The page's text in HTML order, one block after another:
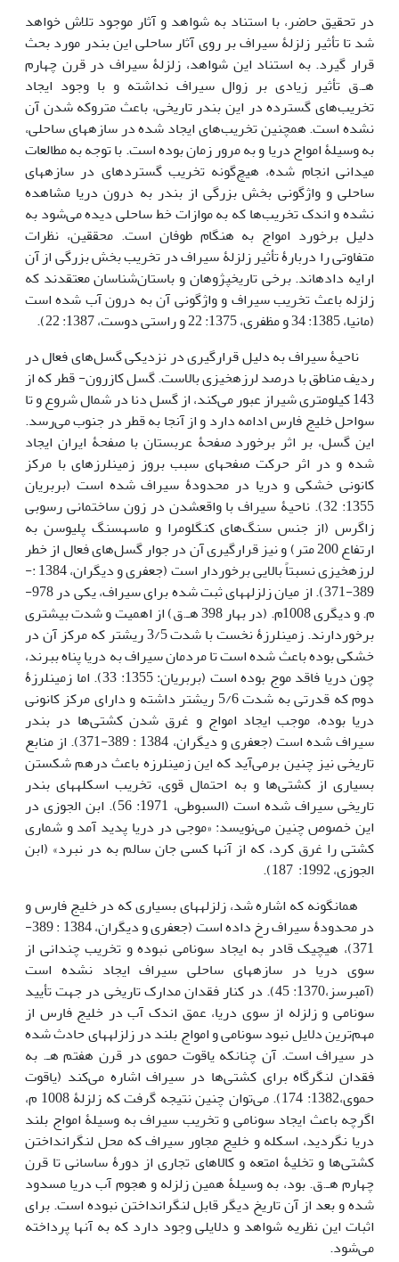
در تحقیق حاضر، با استناد به شواهد و آثار موجود تلاش خواهد
شد تا تأثیر زلزلۀ سیراف بر روی آثار ساحلی این بندر مورد بحث
قرار گیرد. به استناد این شواهد، زلزلۀ سیراف در قرن چهارم
هـ.ق تأثیر زیادی بر زوال سیراف نداشته و با وجود ایجاد
تخریب‌های گسترده در این بندر تاریخی، باعث متروکه شدن آن
نشده است. همچنین تخریب‌های ایجاد شده در سازه­های ساحلی،
به وسیلۀ امواج دریا و به مرور زمان بوده است. با توجه به مطالعات
میدانی انجام شده، هیچ‌گونه تخریب گسترده­ای در سازه­های
ساحلی و واژگونی بخش بزرگی از بندر به درون دریا مشاهده
نشده و اندک تخریب‌ها که به موازات خط ساحلی دیده می‌شود به
دلیل برخورد امواج به هنگام طوفان است. محققین، نظرات
متفاوتی را دربارۀ تأثیر زلزلۀ سیراف در تخریب بخش بزرگی از آن
ارایه داده­اند. برخی تاریخ­پژوهان و باستان‌شناسان معتقدند که
زلزله باعث تخریب سیراف و واژگونی آن به درون آب شده است
(مانیا، 1385: 34 و مظفری، 1375: 22 و راستی دوست، 1387: 22).
ناحیۀ سیراف به دلیل قرارگیری در نزدیکی گسل‌های فعال در
ردیف مناطق با درصد لرزه­خیزی بالاست. گسل کازرون- قطر که از
143 کیلومتری شیراز عبور می‌کند، از گسل دنا در شمال شروع و تا
سواحل خلیج فارس ادامه دارد و از آنجا به قطر در جنوب می‌رسد.
این گسل، بر اثر برخورد صفحۀ عربستان با صفحۀ ایران ایجاد
شده و در اثر حرکت صفحه­ای سبب بروز زمین­لرزه­ای با مرکز
کانونی خشکی و دریا در محدودۀ سیراف شده است (بربریان
1355: 32). ناحیۀ سیراف با واقع­شدن در زون ساختمانی رسوبی
زاگرس (­از جنس سنگ‌های کنگلومرا و ماسه­سنگ پلیوسن به
ارتفاع 200 متر) و نیز قرارگیری آن در جوار گسل‌های فعال از خطر
لرزه­خیزی نسبتاً بالایی برخوردار است (جعفری و دیگران، 1384 :­
389-371). از میان زلزله­های ثبت شده برای سیراف، یکی در 978­
م. و دیگری 1008م. (­در بهار 398 هـ.ق) از اهمیت و شدت بیشتری
برخوردارند. زمین­لرزۀ نخست با شدت 3/5 ریشتر که مرکز آن در
خشکی بوده باعث شده است تا مردمان سیراف به دریا پناه ببرند،
چون دریا فاقد موج بوده است (بربریان: 1355: 33). اما زمین­لرزۀ
دوم که قدرتی به شدت 5/6 ریشتر داشته و دارای مرکز کانونی
دریا بوده، موجب ایجاد امواج و غرق شدن کشتی‌ها در بندر
سیراف شده است (جعفری و دیگران، 1384 : 389-371). از منابع
تاریخی نیز چنین برمی‌آید که این زمین­لرزه باعث درهم شکستن
بسیاری از کشتی‌ها و به احتمال قوی، تخریب اسکله­های بندر
تاریخی سیراف شده است (السبوطی، 1971: 56). ابن الجوزی در
این خصوص چنین می‌نویسد: «موجی در دریا پدید آمد و شماری
کشتی را غرق کرد، که از آنها کسی جان سالم به در نبرد» (ابن
الجوزی، 1992: 187).
همانگونه که اشاره شد، زلزله­های بسیاری که در خلیج فارس و
در محدودۀ سیراف رخ داده است (جعفری و دیگران، 1384 : 389-
371)، هیچ­یک قادر به ایجاد سونامی نبوده و تخریب چندانی از
سوی دریا در سازه­های ساحلی سیراف ایجاد نشده است
(آمبرسز،1370: 45). در کنار فقدان مدارک تاریخی در جهت تأیید
سونامی و زلزله از سوی دریا، عمق اندک آب در خلیج فارس از
مهم‌ترین دلایل نبود سونامی و امواج بلند در زلزله­های حادث شده
در سیراف است. آن چنانکه یاقوت حموی در قرن هفتم هـ. به
فقدان لنگرگاه برای کشتی‌ها در سیراف اشاره می‌کند (یاقوت
حموی،1382: 174). می‌توان چنین نتیجه گرفت که زلزلۀ 1008 م،
اگرچه باعث ایجاد سونامی و تخریب سیراف به وسیلۀ امواج بلند
دریا نگردید، اسکله و خلیج مجاور سیراف که محل لنگرانداختن
کشتی‌ها و تخلیۀ امتعه و کالاهای تجاری از دورۀ ساسانی تا قرن
چهارم هـ.ق. بود، به وسیلۀ همین زلزله و هجوم آب دریا مسدود
شده و بعد از آن تاریخ دیگر قابل لنگرانداختن نبوده است. برای
اثبات این نظریه شواهد و دلایلی وجود دارد که به آنها پرداخته
می‌شود.